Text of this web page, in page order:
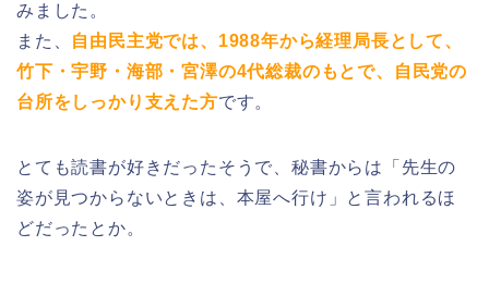
みました。
また、 自由民主党では、1988年から経理局長として、
竹下・宇野・海部・宮澤の4代総裁のもとで、自民党の
台所をしっかり支えた方です。
とても読書が好きだったそうで、秘書からは「先生の
姿が見つからないときは、本屋へ行け」と言われるほ
どだったとか。